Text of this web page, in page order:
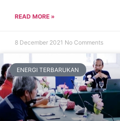
READ MORE »
8 December 2021 No Comments
ENERGI TERBARUKAN